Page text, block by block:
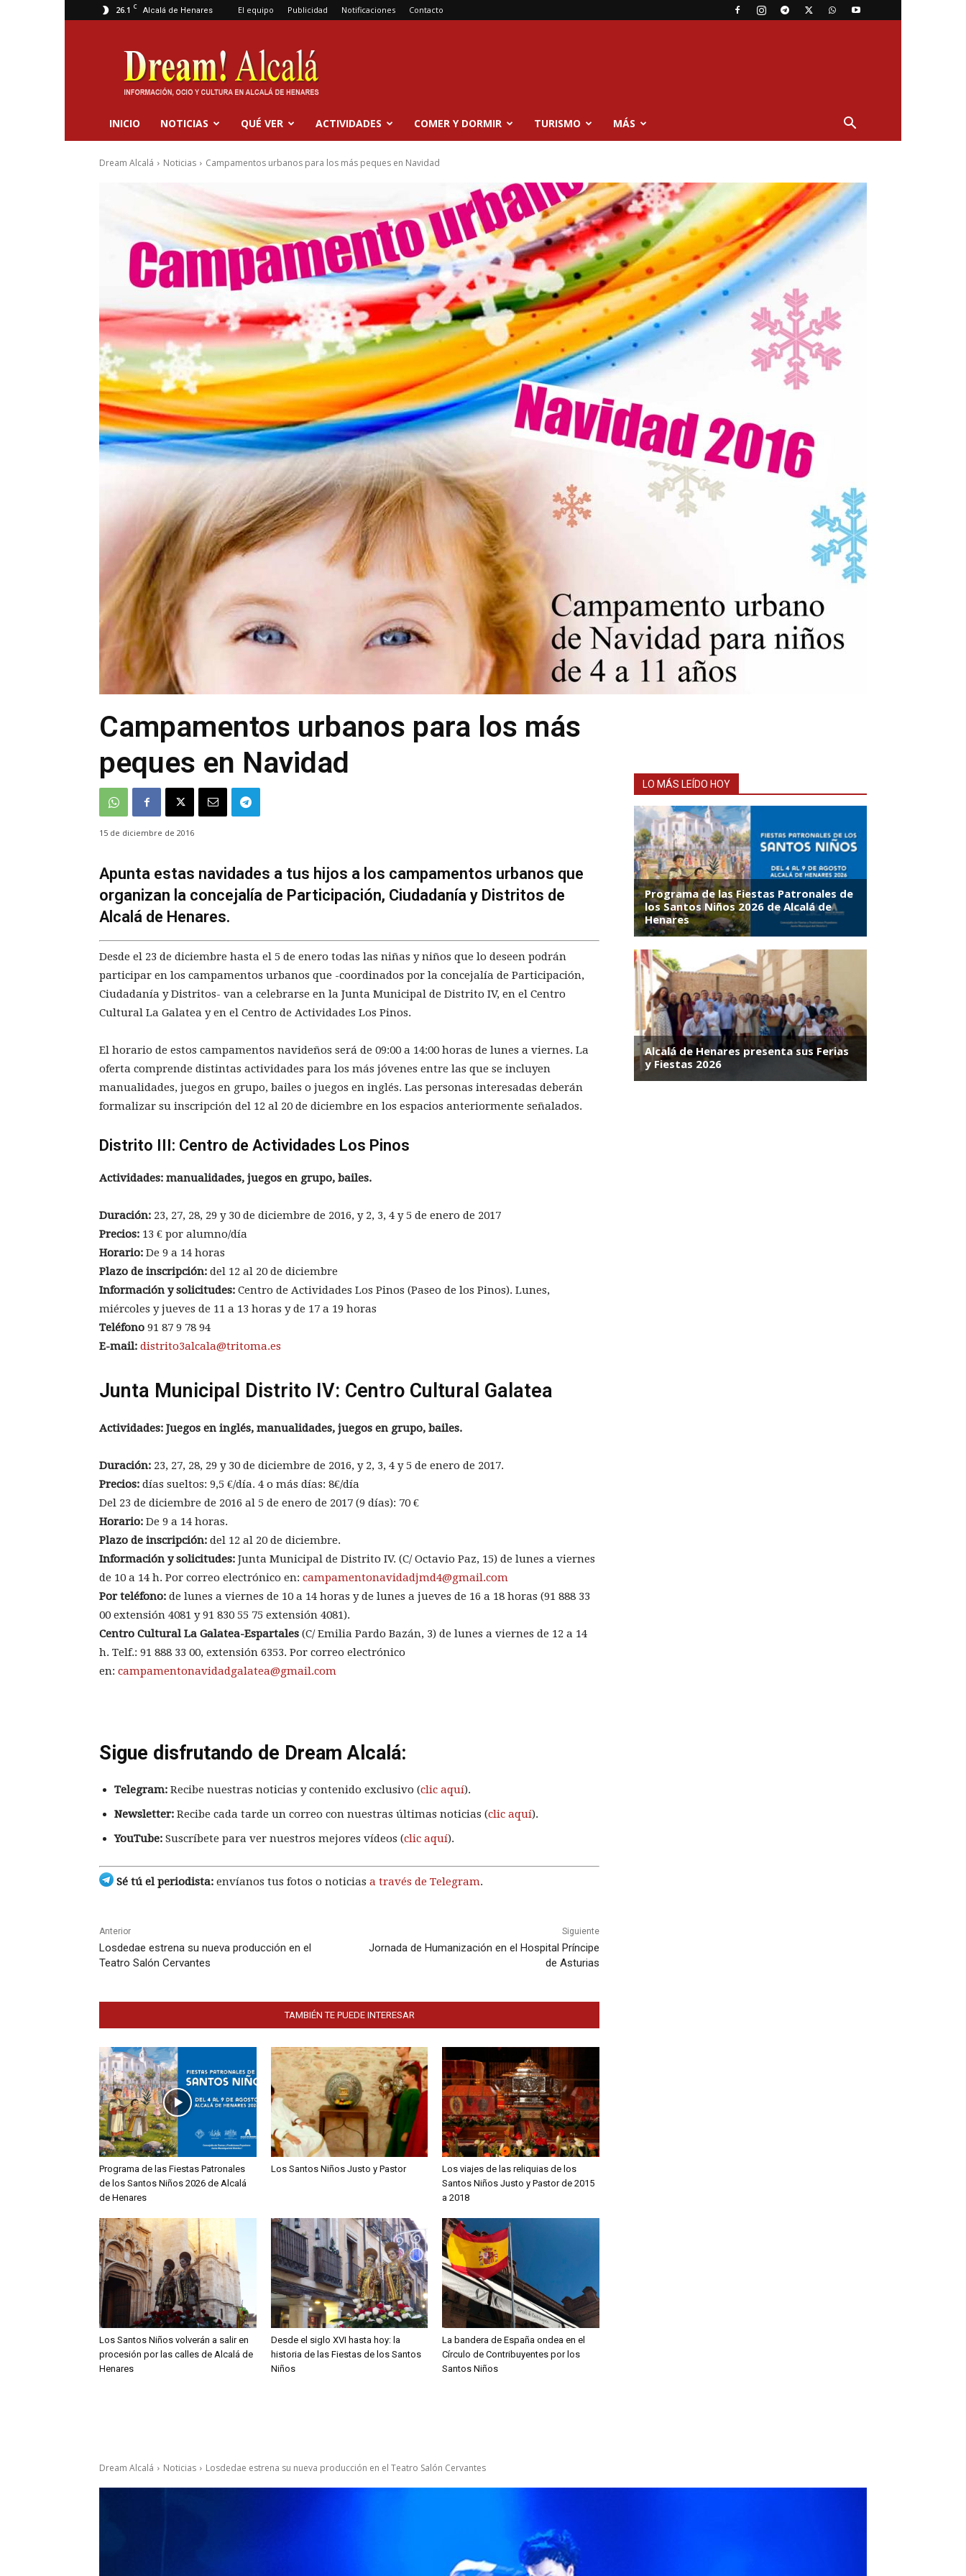
26.1 C Alcalá de Henares El equipo Publicidad Notificaciones Contacto
Dream
Alcalá
INICIO NOTICIAS QUÉ VER ACTIVIDADES COMER Y DORMIR TURISMO MÁS
Dream Alcalá Noticias Campamentos urbanos para los más peques en Navidad
Campamentos urbanos para los más
peques en Navidad
15 de diciembre de 2016
Apunta estas navidades a tus hijos a los campamentos urbanos que
organizan la concejalía de Participación, Ciudadanía y Distritos de
Alcalá de Henares.
Desde el 23 de diciembre hasta el 5 de enero todas las niñas y niños que lo deseen podrán
participar en los campamentos urbanos que -coordinados por la concejalía de Participación,
Ciudadanía y Distritos- van a celebrarse en la Junta Municipal de Distrito IV, en el Centro
Cultural La Galatea y en el Centro de Actividades Los Pinos.
El horario de estos campamentos navideños será de 09:00 a 14:00 horas de lunes a viernes. La
oferta comprende distintas actividades para los más jóvenes entre las que se incluyen
manualidades, juegos en grupo, bailes o juegos en inglés. Las personas interesadas deberán
formalizar su inscripción del 12 al 20 de diciembre en los espacios anteriormente señalados.
Distrito III: Centro de Actividades Los Pinos
Actividades: manualidades, juegos en grupo, bailes.
Duración: 23, 27, 28, 29 y 30 de diciembre de 2016, y 2, 3, 4 y 5 de enero de 2017
Precios: 13 € por alumno/día
Horario: De 9 a 14 horas
Plazo de inscripción: del 12 al 20 de diciembre
Información y solicitudes: Centro de Actividades Los Pinos (Paseo de los Pinos). Lunes,
miércoles y jueves de 11 a 13 horas y de 17 a 19 horas
Teléfono 91 87 9 78 94
E-mail: distrito3alcala@tritoma.es
Junta Municipal Distrito IV: Centro Cultural Galatea
Actividades: Juegos en inglés, manualidades, juegos en grupo, bailes.
Duración: 23, 27, 28, 29 y 30 de diciembre de 2016, y 2, 3, 4 y 5 de enero de 2017.
Precios: días sueltos: 9,5 €/día. 4 o más días: 8€/día
Del 23 de diciembre de 2016 al 5 de enero de 2017 (9 días): 70 €
Horario: De 9 a 14 horas.
Plazo de inscripción: del 12 al 20 de diciembre.
Información y solicitudes: Junta Municipal de Distrito IV. (C/ Octavio Paz, 15) de lunes a viernes
de 10 a 14 h. Por correo electrónico en: campamentonavidadjmd4@gmail.com
Por teléfono: de lunes a viernes de 10 a 14 horas y de lunes a jueves de 16 a 18 horas (91 888 33
00 extensión 4081 y 91 830 55 75 extensión 4081).
Centro Cultural La Galatea-Espartales (C/ Emilia Pardo Bazán, 3) de lunes a viernes de 12 a 14
h. Telf.: 91 888 33 00, extensión 6353. Por correo electrónico
en: campamentonavidadgalatea@gmail.com
Sigue disfrutando de Dream Alcalá:
Telegram: Recibe nuestras noticias y contenido exclusivo (clic aquí).
Newsletter: Recibe cada tarde un correo con nuestras últimas noticias (clic aquí).
YouTube: Suscríbete para ver nuestros mejores vídeos (clic aquí).
Sé tú el periodista: envíanos tus fotos o noticias a través de Telegram.
Anterior
Losdedae estrena su nueva producción en el
Teatro Salón Cervantes
Siguiente
Jornada de Humanización en el Hospital Príncipe
de Asturias
TAMBIÉN TE PUEDE INTERESAR
Programa de las Fiestas Patronales
de los Santos Niños 2026 de Alcalá
de Henares
Los Santos Niños Justo y Pastor
Los viajes de las reliquias de los
Santos Niños Justo y Pastor de 2015
a 2018
Los Santos Niños volverán a salir en
procesión por las calles de Alcalá de
Henares
Desde el siglo XVI hasta hoy: la
historia de las Fiestas de los Santos
Niños
La bandera de España ondea en el
Círculo de Contribuyentes por los
Santos Niños
LO MÁS LEÍDO HOY